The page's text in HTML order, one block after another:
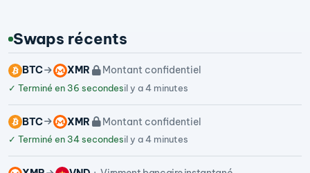
Swaps récents
BTC XMR Montant confidentiel
✓ Terminé en 36 secondesil y a 4 minutes
BTC XMR Montant confidentiel
✓ Terminé en 34 secondesil y a 4 minutes